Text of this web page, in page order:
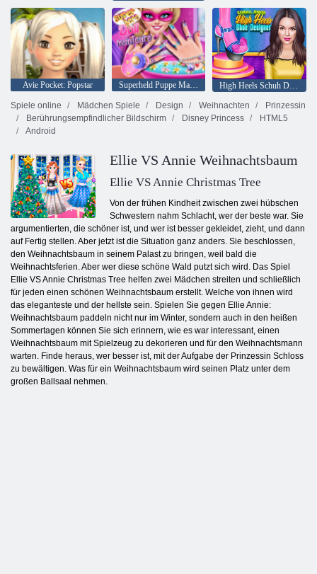
Avie Pocket: Popstar Superheld Puppe Maniküre
High Heels Schuh Designer
Spiele online
Mädchen Spiele Design Weihnachten
Prinzessin
Berührungsempfindlicher Bildschirm
Disney Princess
HTML5
Android
Ellie VS Annie Weihnachtsbaum
Ellie VS Annie Christmas Tree
Von der frühen Kindheit zwischen zwei hübschen
Schwestern nahm Schlacht, wer der beste war. Sie
argumentierten, die schöner ist, und wer ist besser gekleidet, zieht, und dann
auf Fertig stellen. Aber jetzt ist die Situation ganz anders. Sie beschlossen,
den Weihnachtsbaum in seinem Palast zu bringen, weil bald die
Weihnachtsferien. Aber wer diese schöne Wald putzt sich wird. Das Spiel
Ellie VS Annie Christmas Tree helfen zwei Mädchen streiten und schließlich
für jeden einen schönen Weihnachtsbaum erstellt. Welche von ihnen wird
das eleganteste und der hellste sein. Spielen Sie gegen Ellie Annie:
Weihnachtsbaum paddeln nicht nur im Winter, sondern auch in den heißen
Sommertagen können Sie sich erinnern, wie es war interessant, einen
Weihnachtsbaum mit Spielzeug zu dekorieren und für den Weihnachtsmann
warten. Finde heraus, wer besser ist, mit der Aufgabe der Prinzessin Schloss
zu bewältigen. Was für ein Weihnachtsbaum wird seinen Platz unter dem
großen Ballsaal nehmen.